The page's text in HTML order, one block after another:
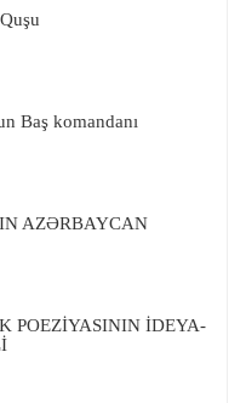
Baş komandanı
AZƏRBAYCAN
POEZİYASININ İDEYA-